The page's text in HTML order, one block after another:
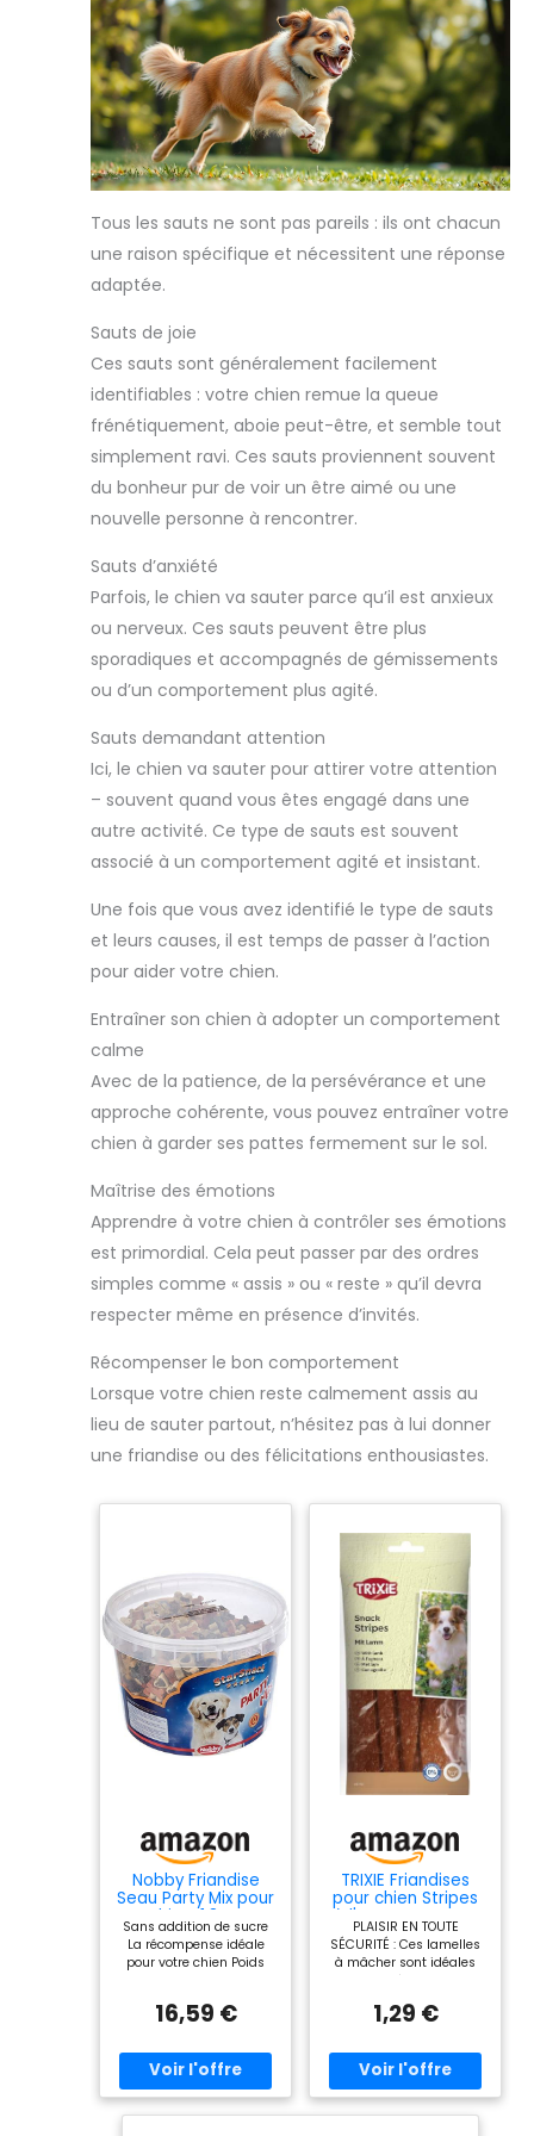
chiots sont
rigoureusement testés
pour leur qualité et leur
sécurité. Veuillez noter
que ces jouets ne
conviennent pas aux
mâcheurs agressifs.
Nous recommandons de
superviser le jeu et de
remplacer rapidement
les jouets cassés. Les
jouets ne peuvent pas
être mangés. Si vous
avez des questions,
n'hésitez pas à nous
Tous les sauts ne sont pas pareils : ils ont chacun
une raison spécifique et nécessitent une réponse
adaptée.
Sauts de joie
Ces sauts sont généralement facilement
identifiables : votre chien remue la queue
frénétiquement, aboie peut-être, et semble tout
simplement ravi. Ces sauts proviennent souvent
du bonheur pur de voir un être aimé ou une
nouvelle personne à rencontrer.
Sauts d’anxiété
Parfois, le chien va sauter parce qu’il est anxieux
ou nerveux. Ces sauts peuvent être plus
sporadiques et accompagnés de gémissements
ou d’un comportement plus agité.
Sauts demandant attention
Ici, le chien va sauter pour attirer votre attention
– souvent quand vous êtes engagé dans une
autre activité. Ce type de sauts est souvent
associé à un comportement agité et insistant.
Une fois que vous avez identifié le type de sauts
et leurs causes, il est temps de passer à l’action
pour aider votre chien.
Entraîner son chien à adopter un comportement
calme
Avec de la patience, de la persévérance et une
approche cohérente, vous pouvez entraîner votre
chien à garder ses pattes fermement sur le sol.
Maîtrise des émotions
Apprendre à votre chien à contrôler ses émotions
est primordial. Cela peut passer par des ordres
simples comme « assis » ou « reste » qu’il devra
respecter même en présence d’invités.
Récompenser le bon comportement
Lorsque votre chien reste calmement assis au
lieu de sauter partout, n’hésitez pas à lui donner
une friandise ou des félicitations enthousiastes.
Nobby Friandise
Seau Party Mix pour
chien, 1,8 Kg
Sans addition de sucre
La récompense idéale
pour votre chien Poids
16,59 €
TRIXIE Friandises
pour chien Stripes
à l'agneau – Sans
sucre ajouté – 100
g
PLAISIR EN TOUTE
SÉCURITÉ : Ces lamelles
à mâcher sont idéales
pour s'occuper
deux activités. Elles
naturel de mâcher et
chassent l'ennui avec
bonheur AGNEAU :
L'agneau est doux et bien
1,29 €